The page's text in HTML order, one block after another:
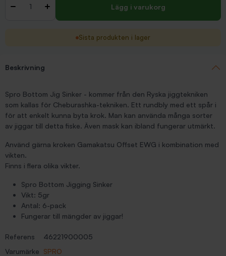
- + Lägg i varukorg
Sista produkten i lager
Beskrivning
Spro Bottom Jig Sinker - kommer från den Ryska jiggtekniken
som kallas för Cheburashka-tekniken. Ett rundbly med ett spår i
för att enkelt kunna byta krok. Man kan använda många sorter
av jiggar till detta fiske. Även mask kan ibland fungerar utmärkt.
Använd gärna kroken Gamakatsu Offset EWG i kombination med
vikten.
Finns i flera olika vikter.
Spro Bottom Jigging Sinker
Vikt: 5gr
Antal: 6-pack
Fungerar till mängder av jiggar!
Referens
46221900005
Varumärke SPRO